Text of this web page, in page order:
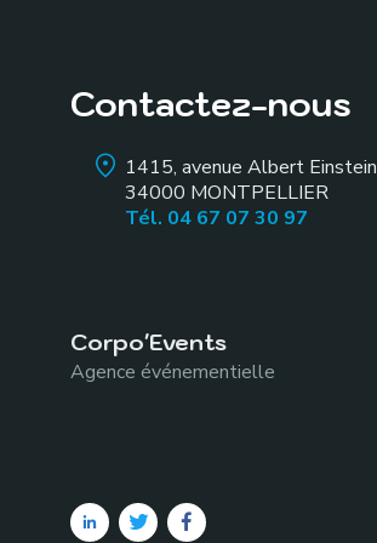
Contactez-nous
1415, avenue Albert Einstein
34000 MONTPELLIER
Tél. 04 67 07 30 97
Corpo'Events
Agence événementielle